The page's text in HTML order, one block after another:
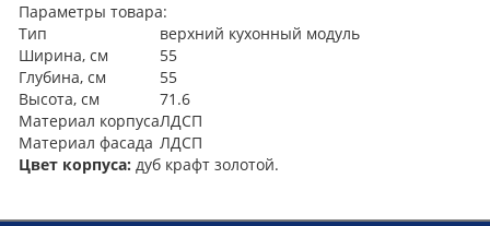
Параметры товара:
Тип
верхний кухонный модуль
Ширина, см
55
Глубина, см
55
Высота, см
71.6
Материал корпусаЛДСП
Материал фасада ЛДСП
Цвет корпуса: дуб крафт золотой.